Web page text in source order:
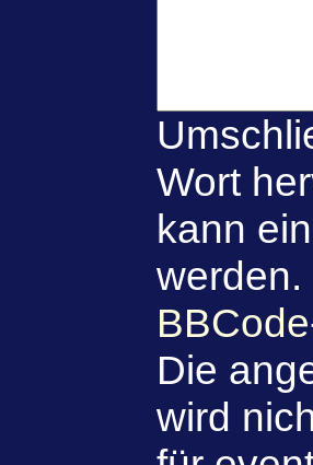
Wort
kann
werden.
BBCode
Die
wird